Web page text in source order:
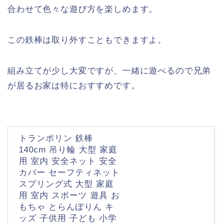
合わせて色々な遊び方を楽しめます。
この鉄棒は取り外すこともできますよ。
組み立てが少し大変ですが、一緒に遊べるので兄弟
が居るお家は特におすすめです。
トランポリン 鉄棒
140cm 吊り輪 大型 家庭
用 室内 安全ネット 安全
カバー セーフティネット
スプリング式 大型 家庭
用 室内 スポーツ 遊具 お
もちゃ とらんぽりん キ
ッズ 子供用 子ども 小学